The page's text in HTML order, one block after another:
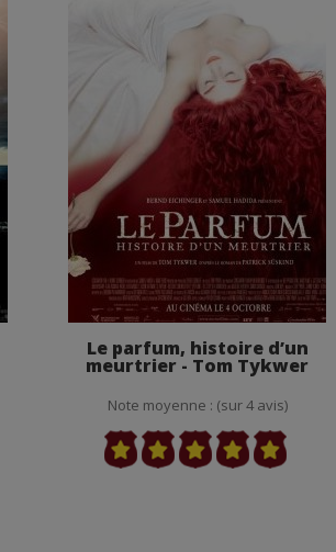
Le parfum, histoire d’un
meurtrier - Tom Tykwer
Note moyenne : (sur 4 avis)